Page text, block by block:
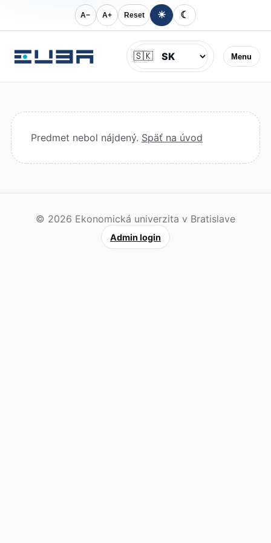
A− A+ Reset ☀ ☾
Menu
Jazyk
🇸🇰
Predmet nebol nájdený. Späť na úvod
© 2026 Ekonomická univerzita v Bratislave
Admin login